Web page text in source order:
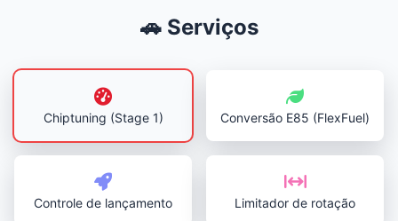
🚗 Serviços
Chiptuning (Stage 1) Conversão E85 (FlexFuel)
Controle de lançamento Limitador de rotação